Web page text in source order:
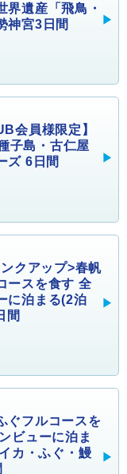
界遺産「飛鳥・
神宮3日間
会員様限定】
子島・古仁屋
ズ 6日間
クアップ>春帆
ースを食す 全
に泊まる(2泊
間
ぐフルコースを
ビューに泊ま
カ・ふぐ・鰻